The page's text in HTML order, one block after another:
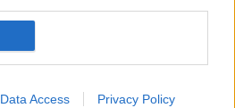
Data Access Privacy Policy